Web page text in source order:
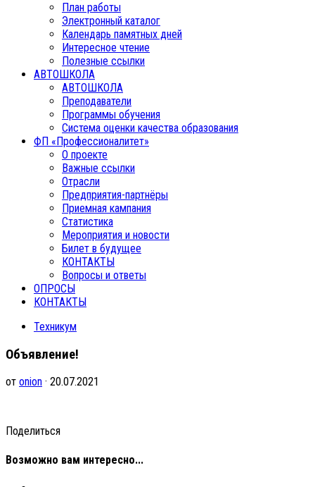
План работы
Электронный каталог
Календарь памятных дней
Интересное чтение
Полезные ссылки
АВТОШКОЛА
АВТОШКОЛА
Преподаватели
Программы обучения
Система оценки качества образования
ФП «Профессионалитет»
О проекте
Важные ссылки
Отрасли
Предприятия-партнёры
Приемная кампания
Статистика
Мероприятия и новости
Билет в будущее
КОНТАКТЫ
Вопросы и ответы
ОПРОСЫ
КОНТАКТЫ
Техникум
Объявление!
от onion · 20.07.2021
Поделиться
Возможно вам интересно...